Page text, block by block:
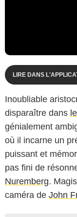
LIRE DANS
Inoubliable
disparaître dans
génialement
où il incarne un
puissant et
pas fini de
Nuremberg.
caméra de John